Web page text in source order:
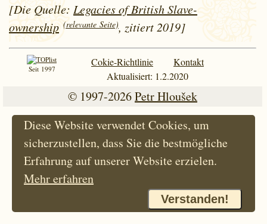
[Die Quelle: Legacies of British Slave-
ownership (relevante Seite), zitiert 2019]
Seit 1997
Cokie-Richtlinie
Kontakt
Aktualisiert: 1.2.2020
© 1997-2026Petr Hloušek
Diese Website verwendet Cookies, um
sicherzustellen, dass Sie die bestmögliche
Erfahrung auf unserer Website erzielen.
Mehr erfahren
Verstanden!